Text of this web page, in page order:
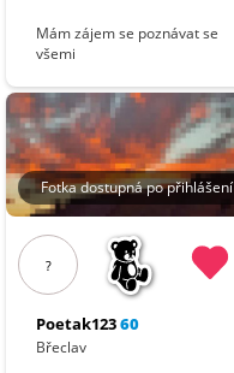
Mám zájem se poznávat se
všemi
Fotka dostupná po přihlášení
?
Poetak12360
Břeclav